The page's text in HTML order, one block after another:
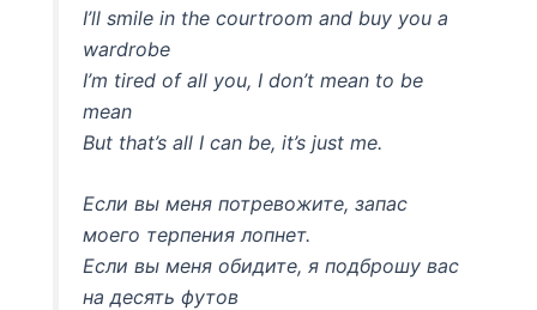
I’ll smile in the courtroom and buy you a
wardrobe
I’m tired of all you, I don’t mean to be
mean
But that’s all I can be, it’s just me.
Если вы меня потревожите, запас
моего терпения лопнет.
Если вы меня обидите, я подброшу вас
на десять футов